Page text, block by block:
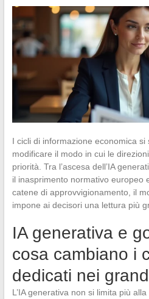
I cicli di informazione economica
modificare il modo in cui le
priorità. Tra l’ascesa dell’IA
il inasprimento normativo europeo
catene di approvvigionamento, il
impone ai decisori una lettura più
IA generativa e
cosa cambiano i
dedicati nei
L’IA generativa non si limita più